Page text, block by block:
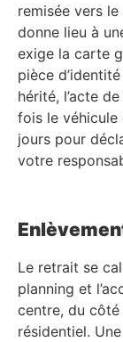
remisée vers le
donne lieu à
exige la carte
pièce
hérité, l’acte
fois le véhicule
jours pour
votre
Le retrait se
planning et
centre, du côté
résidentiel.